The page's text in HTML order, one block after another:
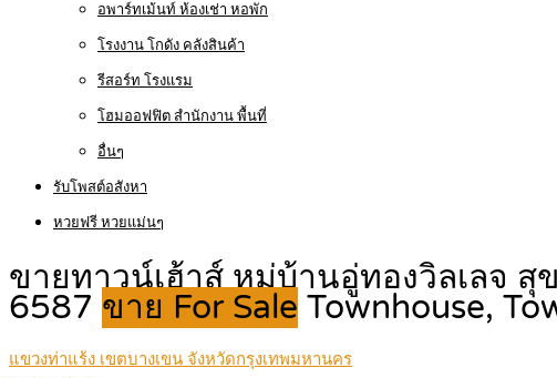
อพาร์ทเม้นท์ ห้องเช่า หอพัก
โรงงาน โกดัง คลังสินค้า
รีสอร์ท โรงแรม
โฮมออฟฟิต สำนักงาน พื้นที่
อื่นๆ
รับโพสต์อสังหา
หวยฟรี หวยแม่นๆ
ขายทาวน์เฮ้าส์ หมู่บ้านอู่ทองวิลเลจ
6587 ขาย For Sale Townhouse,
แขวงท่าแร้ง เขตบางเขน จังหวัดกรุงเทพมหานคร